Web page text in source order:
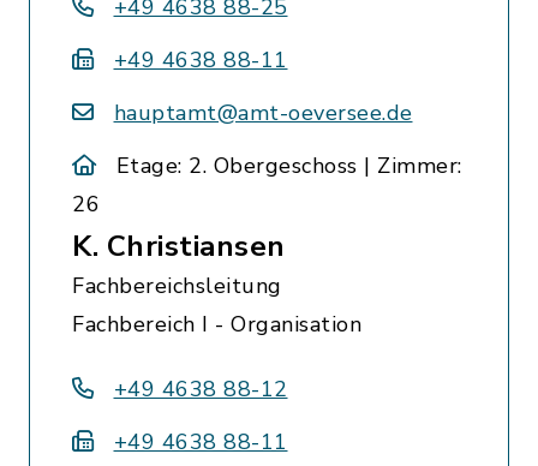
+49 4638 88-25
+49 4638 88-11
hauptamt@amt-oeversee.de
Etage: 2. Obergeschoss | Zimmer:
26
K. Christiansen
Fachbereichsleitung
Fachbereich I - Organisation
+49 4638 88-12
+49 4638 88-11